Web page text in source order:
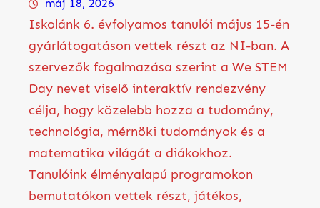
máj 18, 2026
Iskolánk 6. évfolyamos tanulói május 15-én
gyárlátogatáson vettek részt az NI-ban. A
szervezők fogalmazása szerint a We STEM
Day nevet viselő interaktív rendezvény
célja, hogy közelebb hozza a tudomány,
technológia, mérnöki tudományok és a
matematika világát a diákokhoz.
Tanulóink élményalapú programokon
bemutatókon vettek részt, játékos,